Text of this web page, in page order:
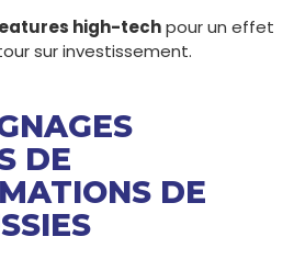
high-techpour un effet
sur investissement.
DE
DE